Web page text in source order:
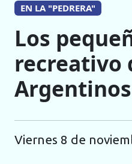
EN LA "PEDRERA"
Los
recreativo
viernes 8 de